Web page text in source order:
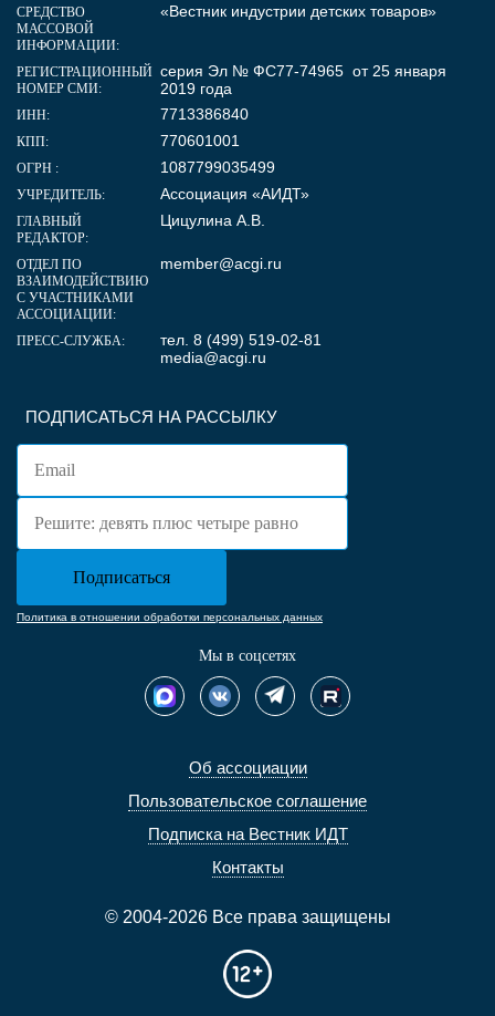
Об ассоциации
Пользовательское соглашение
Подписка на Вестник ИДТ
Контакты
© 2004-2026 Все права защищены
ПОДПИСАТЬСЯ НА РАССЫЛКУ
Политика в отношении обработки персональных данных
Мы в соцсетях
СРЕДСТВО
МАССОВОЙ
ИНФОРМАЦИИ:
«Вестник индустрии детских товаров»
РЕГИСТРАЦИОННЫЙ
НОМЕР СМИ:
серия Эл № ФС77-74965 от 25 января
2019 года
ИНН: 7713386840
КПП: 770601001
ОГРН : 1087799035499
УЧРЕДИТЕЛЬ: Ассоциация «АИДТ»
ГЛАВНЫЙ
РЕДАКТОР:
Цицулина А.В.
ОТДЕЛ ПО
ВЗАИМОДЕЙСТВИЮ
С УЧАСТНИКАМИ
АССОЦИАЦИИ:
member@acgi.ru
ПРЕСС-СЛУЖБА:
тел. 8 (499) 519-02-81
media@acgi.ru